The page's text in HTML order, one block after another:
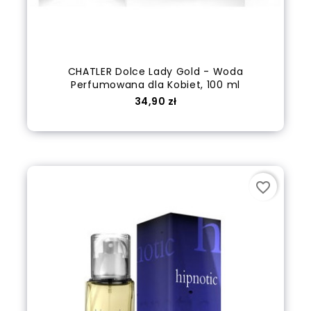
CHATLER Dolce Lady Gold - Woda
Perfumowana dla Kobiet, 100 ml
Cena
34,90 zł
favorite_border